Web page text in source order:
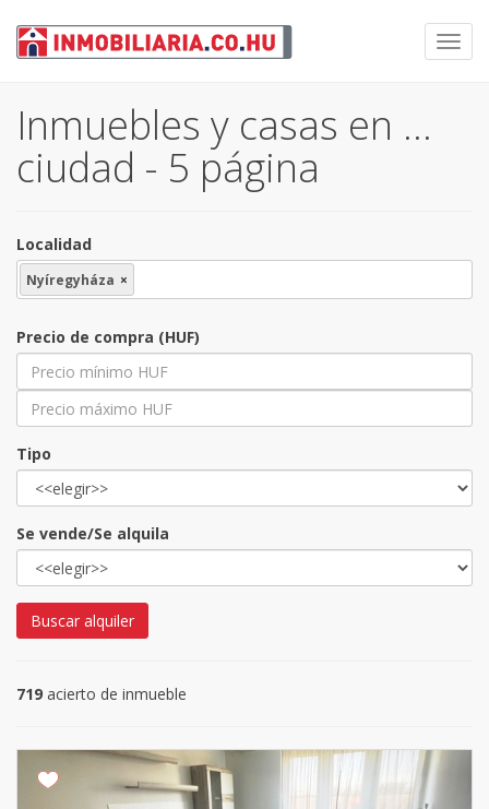
Inmuebles y casas en …
ciudad - 5 página
Localidad
Nyíregyháza ×
Precio de compra (HUF)
Tipo
Se vende/Se alquila
Buscar alquiler
719 acierto de inmueble